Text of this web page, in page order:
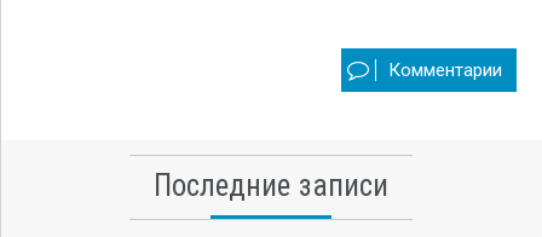
Комментарии
Последние записи